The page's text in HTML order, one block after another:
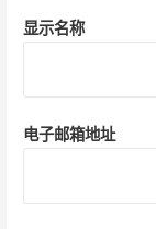
显示名称
电子邮箱地址